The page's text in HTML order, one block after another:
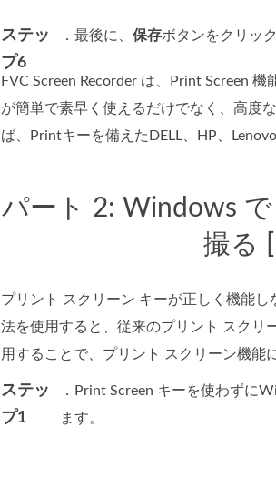
ステッ
プ6
．最後に、 保存ボタンをクリッ
FVC Screen Recorder は、Print Screen
が簡単で素早く使えるだけでなく、高度
ば、Printキーを備えたDELL、HP、
パート 2: Windows
撮る
プリント スクリーン キーが正しく機能
法を使用すると、従来のプリント スクリ
用することで、プリント スクリーン機能
ステッ
プ1
．Print Screen キーを使わずに
ます。